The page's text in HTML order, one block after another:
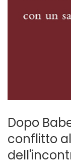
Dopo
conflitto